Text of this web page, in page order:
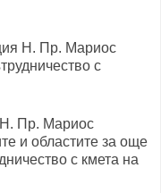
Н. Пр. Мариос
и областите за още
с кмета на